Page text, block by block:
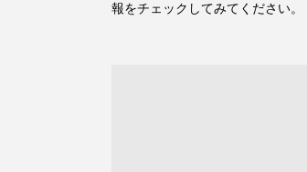
報をチェックしてみてください。